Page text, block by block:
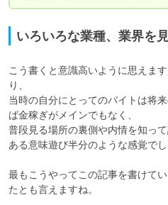
いろいろな業種、業界を
こう書くと意識高いように思えま
り、
当時の自分にとってのバイトは将
ば金稼ぎがメインでもなく、
普段見る場所の裏側や内情を知っ
ある意味遊び半分のような感覚でし
最もこうやってこの記事を書けて
たとも言えますね。